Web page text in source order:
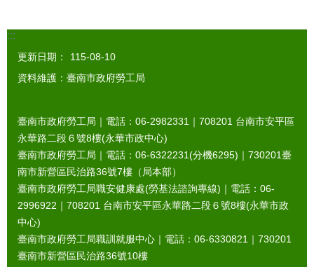
:::
更新日期：
115-08-10
資料維護：臺南市政府勞工局
臺南市政府勞工局｜電話：06-2982331｜ 708201 台南市安平區
永華路二段６號8樓(永華市政中心)
臺南市政府勞工局｜電話：06-6322231(分機6295)｜ 730201臺
南市新營區民治路36號7樓（局本部）
臺南市政府勞工局職安健康處(勞基法諮詢專線)｜電話：06-
2996922｜ 708201 台南市安平區永華路二段６號8樓(永華市政
中心)
臺南市政府勞工局職訓就服中心｜電話：06-6330821｜ 730201
臺南市新營區民治路36號10樓